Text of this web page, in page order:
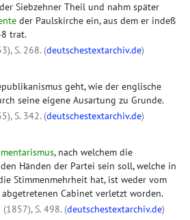
Siebzehner Theil und nahm später
der Paulskirche ein, aus dem er indeß
trat.
S. 268. (deutschestextarchiv.de)
geht, wie der englische
seine eigene Ausartung zu Grunde.
S. 342. (deutschestextarchiv.de)
, nach welchem die
Händen der Partei sein soll, welche in
Stimmenmehrheit hat, ist weder vom
Cabinet verletzt worden.
S. 498. (deutschestextarchiv.de)